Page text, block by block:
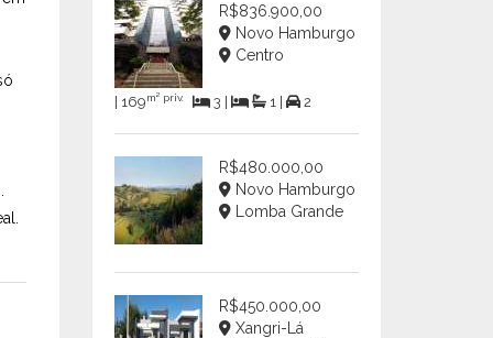
R$836.900,00
Novo Hamburgo
Centro
| 169m² priv. 3 | 1 | 2
R$480.000,00
Novo Hamburgo
Lomba Grande
R$450.000,00
Xangri-Lá